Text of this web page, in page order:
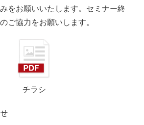
をお願いいたします。セミナー終
ご協力をお願いします。
チラシ